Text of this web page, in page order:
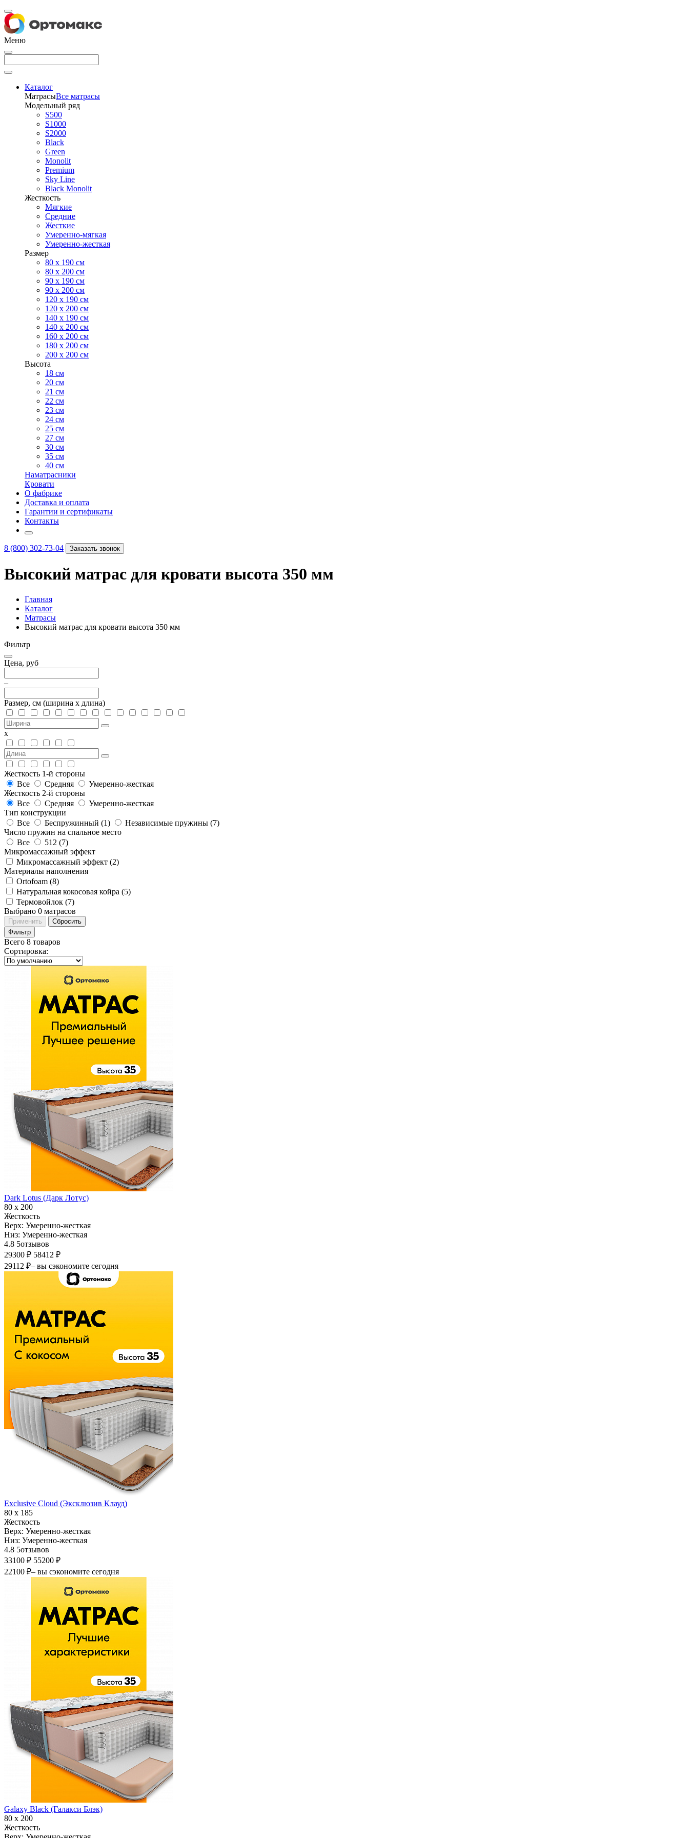
Меню
Каталог
МатрасыВсе матрасы
Модельный ряд
S500
S1000
S2000
Black
Green
Monolit
Premium
Sky Line
Black Monolit
Жесткость
Мягкие
Средние
Жесткие
Умеренно-мягкая
Умеренно-жесткая
Размер
80 х 190 см
80 х 200 см
90 х 190 см
90 х 200 см
120 х 190 см
120 х 200 см
140 х 190 см
140 х 200 см
160 х 200 см
180 х 200 см
200 х 200 см
Высота
18 см
20 см
21 см
22 см
23 см
24 см
25 см
27 см
30 см
35 см
40 см
Наматрасники
Кровати
О фабрике
Доставка и оплата
Гарантии и сертификаты
Контакты
8 (800) 302-73-04 Заказать звонок
Высокий матрас для кровати высота 350 мм
Главная
Каталог
Матрасы
Высокий матрас для кровати высота 350 мм
Фильтр
Цена, руб
–
Размер, см (ширина х длина)
х
Жесткость 1-й стороны
Все
Средняя
Умеренно-жесткая
Жесткость 2-й стороны
Все
Средняя
Умеренно-жесткая
Тип конструкции
Все
Беспружинный (1) Независимые пружины (7)
Число пружин на спальное место
Все
512 (7)
Микромассажный эффект
Микромассажный эффект (2)
Материалы наполнения
Ortofoam (8)
Натуральная кокосовая койра (5)
Термовойлок (7)
Выбрано 0 матрасов
Применить
Сбросить
Фильтр
Всего 8 товаров
Сортировка:
Dark Lotus (Дарк Лотус)
80 х 200
Жесткость
Верх: Умеренно-жесткая
Низ: Умеренно-жесткая
4.8 5отзывов
29300 ₽ 58412 ₽
29112 ₽– вы сэкономите сегодня
Exclusive Cloud (Эксклюзив Клауд)
80 х 185
Жесткость
Верх: Умеренно-жесткая
Низ: Умеренно-жесткая
4.8 5отзывов
33100 ₽ 55200 ₽
22100 ₽– вы сэкономите сегодня
Galaxy Black (Галакси Блэк)
80 х 200
Жесткость